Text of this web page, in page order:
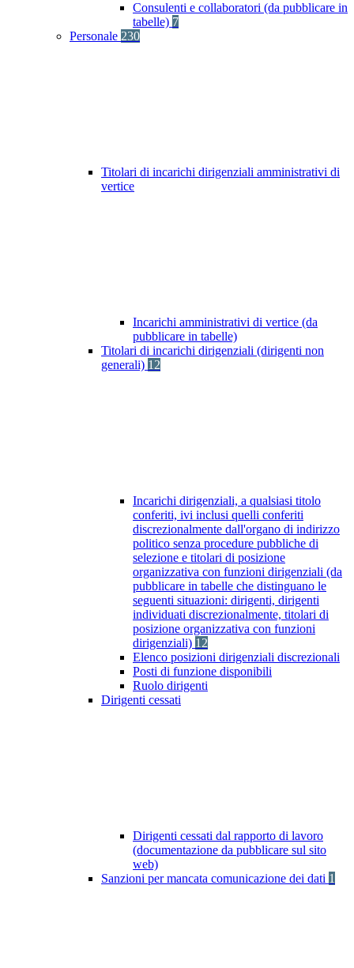
Consulenti e collaboratori (da pubblicare in
tabelle) 7
Personale 230
Titolari di incarichi dirigenziali amministrativi di
vertice
Incarichi amministrativi di vertice (da
pubblicare in tabelle)
Titolari di incarichi dirigenziali (dirigenti non
generali) 12
Incarichi dirigenziali, a qualsiasi titolo
conferiti, ivi inclusi quelli conferiti
discrezionalmente dall'organo di indirizzo
politico senza procedure pubbliche di
selezione e titolari di posizione
organizzativa con funzioni dirigenziali (da
pubblicare in tabelle che distinguano le
seguenti situazioni: dirigenti, dirigenti
individuati discrezionalmente, titolari di
posizione organizzativa con funzioni
dirigenziali) 12
Elenco posizioni dirigenziali discrezionali
Posti di funzione disponibili
Ruolo dirigenti
Dirigenti cessati
Dirigenti cessati dal rapporto di lavoro
(documentazione da pubblicare sul sito
web)
Sanzioni per mancata comunicazione dei dati 1